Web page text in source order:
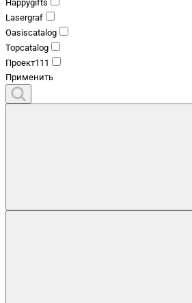
Happygifts
Lasergraf
Oasiscatalog
Topcatalog
Проект111
Применить